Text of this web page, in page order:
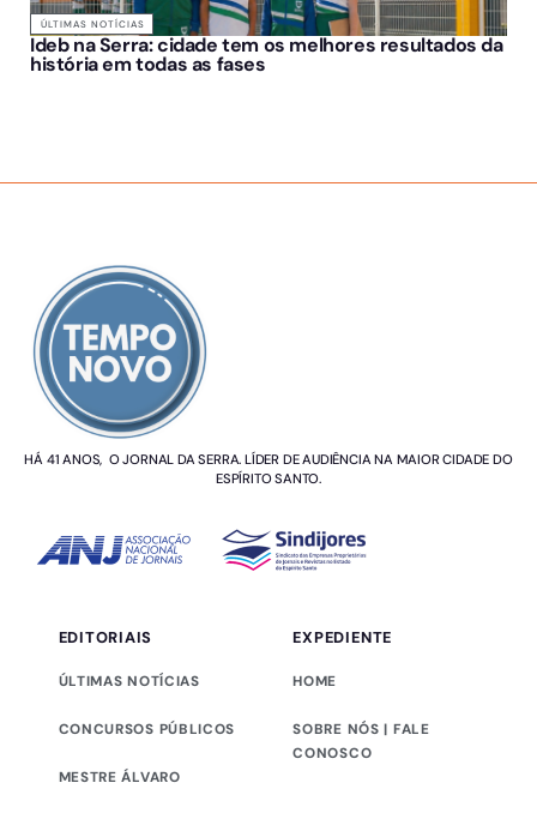
ÚLTIMAS NOTÍCIAS
Ideb na Serra: cidade tem os melhores resultados da
história em todas as fases
HÁ 41 ANOS, O JORNAL DA SERRA. LÍDER DE AUDIÊNCIA NA MAIOR CIDADE DO
ESPÍRITO SANTO.
EDITORIAIS
ÚLTIMAS NOTÍCIAS
CONCURSOS PÚBLICOS
MESTRE ÁLVARO
EXPEDIENTE
HOME
SOBRE NÓS | FALE
CONOSCO